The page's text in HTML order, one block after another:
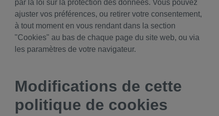
par la loi sur la protection des données. Vous pouvez
ajuster vos préférences, ou retirer votre consentement,
à tout moment en vous rendant dans la section
"Cookies" au bas de chaque page du site web, ou via
les paramètres de votre navigateur.
Modifications de cette
politique de cookies